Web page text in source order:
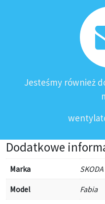
Jesteśmy również
Dodatkowe
Marka SKODA
Model Fabia